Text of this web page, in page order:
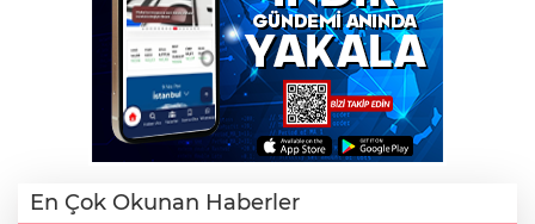
En Çok Okunan Haberler